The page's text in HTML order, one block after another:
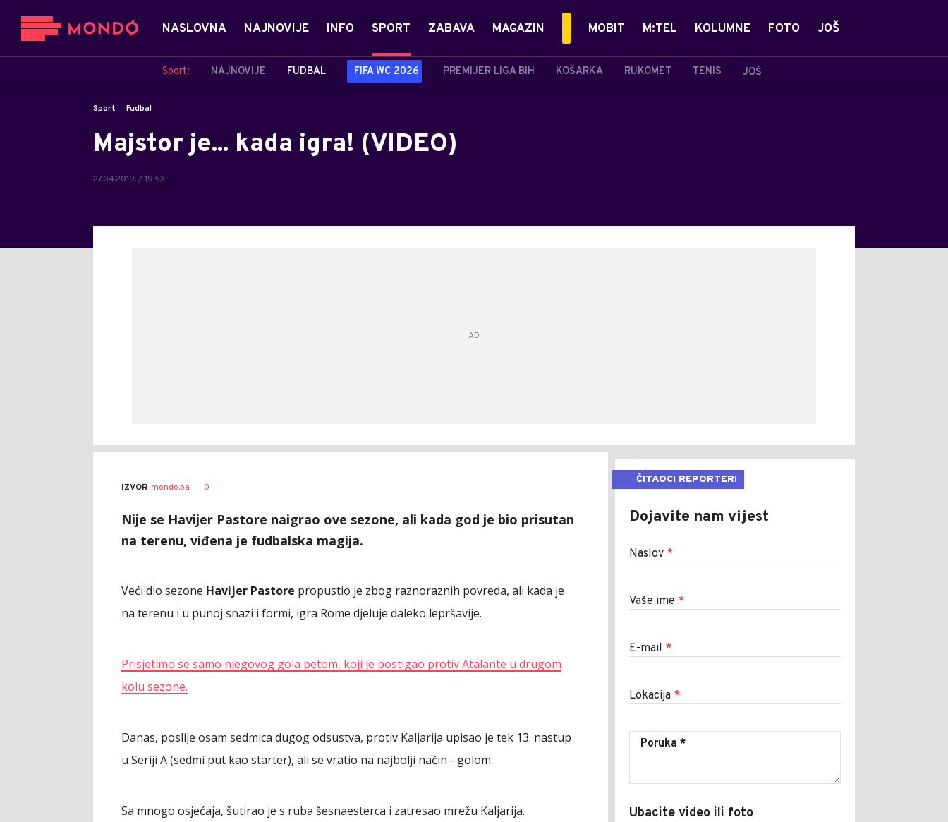
NASLOVNA NAJNOVIJE INFO SPORT
Sport: NAJNOVIJE FUDBAL FIFA WC 2026 PREMIJER LIGA BIH KOŠARKA RUKOMET TENIS JOŠ
ZABAVA MAGAZIN MOBIT M:TEL KOLUMNE FOTO JOŠ
Sport Fudbal
Majstor je... kada igra! (VIDEO)
27.04.2019. / 19:53
IZVOR mondo.ba 0
Nije se Havijer Pastore naigrao ove sezone, ali kada god je bio prisutan
na terenu, viđena je fudbalska magija.
Veći dio sezone Havijer Pastore propustio je zbog raznoraznih povreda, ali kada je
na terenu i u punoj snazi i formi, igra Rome djeluje daleko lepršavije.
Prisjetimo se samo njegovog gola petom, koji je postigao protiv Atalante u drugom
kolu sezone.
Danas, poslije osam sedmica dugog odsustva, protiv Kaljarija upisao je tek 13. nastup
u Seriji A (sedmi put kao starter), ali se vratio na najbolji način - golom.
Sa mnogo osjećaja, šutirao je s ruba šesnaesterca i zatresao mrežu Kaljarija.
ČITAOCI REPORTERI
Dojavite nam vijest
Naslov *
Vaše ime *
E-mail *
Lokacija *
Ubacite video ili foto